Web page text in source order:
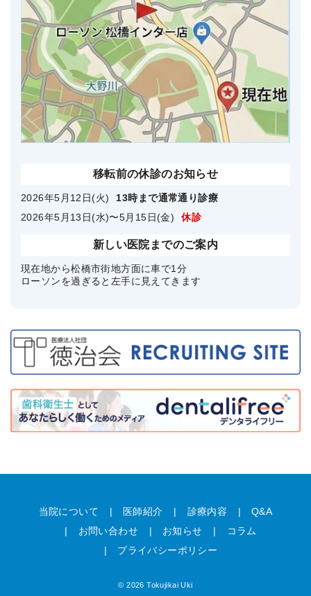
移転前の休診のお知らせ
2026年5月12日(火)
13時まで通常通り診療
2026年5月13日(水)〜5月15日(金)
休診
新しい医院までのご案内
現在地から松橋市街地方面に車で1分
ローソンを過ぎると左手に見えてきます
当院について 医師紹介 診療内容
Q&A
お問い合わせ
お知らせ
コラム
プライバシーポリシー
© 2026 Tokujikai Uki